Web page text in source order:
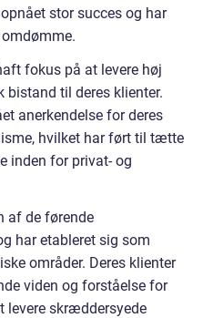
stor succes og har
fokus på at levere høj
til deres klienter.
anerkendelse for deres
hvilket har ført til tætte
inden for privat- og
af de førende
har etableret sig som
områder. Deres klienter
viden og forståelse for
levere skræddersyede